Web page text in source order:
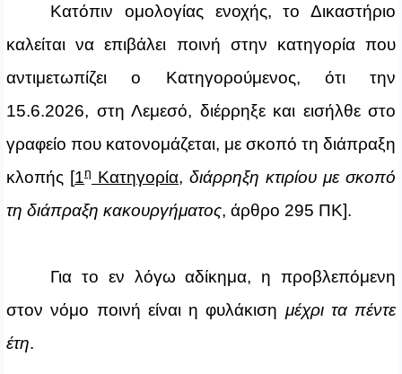
Κατόπιν ομολογίας ενοχής, το Δικαστήριο
καλείται να επιβάλει ποινή στην κατηγορία που
αντιμετωπίζει ο Κατηγορούμενος, ότι την
15.6.2026, στη Λεμεσό, διέρρηξε και εισήλθε στο
γραφείο που κατονομάζεται, με σκοπό τη διάπραξη
κλοπής [1η Κατηγορία, διάρρηξη κτιρίου με σκοπό
τη διάπραξη κακουργήματος, άρθρο 295 ΠΚ].
Για το εν λόγω αδίκημα, η προβλεπόμενη
στον νόμο ποινή είναι η φυλάκιση μέχρι τα πέντε
έτη.